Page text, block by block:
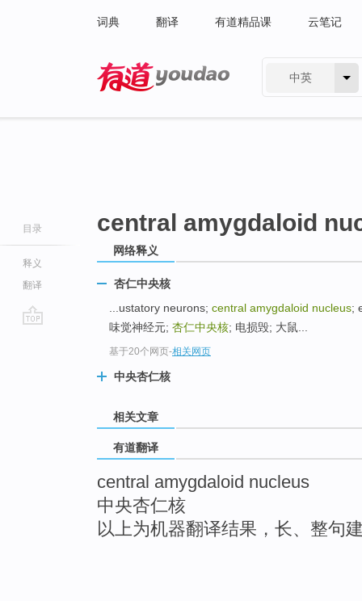
词典 翻译 有道精品课 云笔记
中英
目录
释义
翻译
central amygdaloid
网络释义
杏仁中央核
...ustatory neurons; central amygdaloid nucleus;
味觉神经元; 杏仁中央核; 电损毁; 大鼠...
基于20个网页-相关网页
中央杏仁核
相关文章
有道翻译
central amygdaloid nucleus
中央杏仁核
以上为机器翻译结果，长、整句